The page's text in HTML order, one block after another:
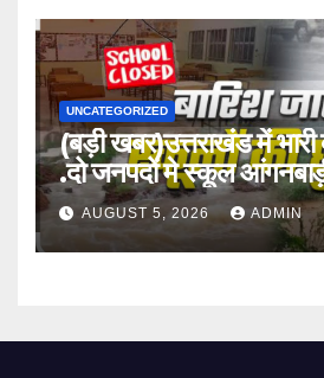
UNCATEGORIZED
(बड़ी खबर)उत्तराखंड में भारी
.दो जनपदों मे स्कूल
बंद।AUGUST 5, 2026 ADMIN